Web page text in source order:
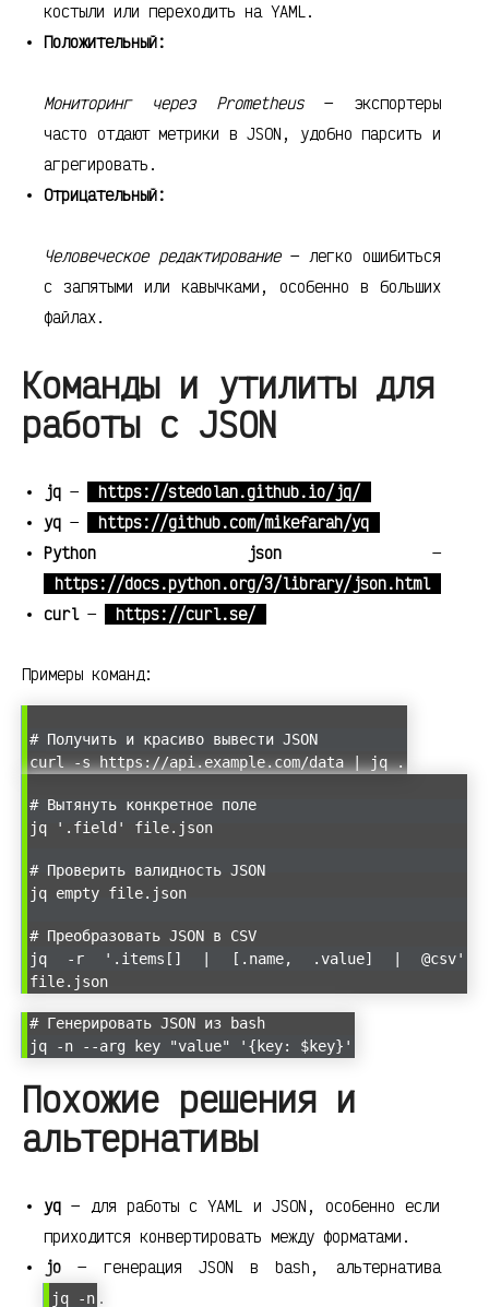
костыли или переходить на YAML.
Положительный:
Мониторинг через Prometheus— экспортеры
часто отдают метрики в JSON, удобно парсить и
агрегировать.
Отрицательный:
Человеческое редактирование— легко ошибиться
с запятыми или кавычками, особенно в больших
файлах.
Команды и утилиты для
работы с JSON
jq —
https://stedolan.github.io/jq/
yq —
https://github.com/mikefarah/yq
Python json—
https://docs.python.org/3/library/json.html
curl— https://curl.se/
Примеры команд:
# Получить и красиво вывести JSON
curl -s https://api.example.com/data | jq .
# Вытянуть конкретное поле
jq '.field' file.json
# Проверить валидность JSON
jq empty file.json
# Преобразовать JSON в CSV
jq -r '.items[] | [.name, .value] | @csv'
file.json
# Генерировать JSON из bash
jq -n --arg key "value" '{key: $key}'
Похожие решения и
альтернативы
yq — для работы с YAML и JSON, особенно если
приходится конвертировать между форматами.
jo — генерация JSON в bash, альтернатива
jq -n .